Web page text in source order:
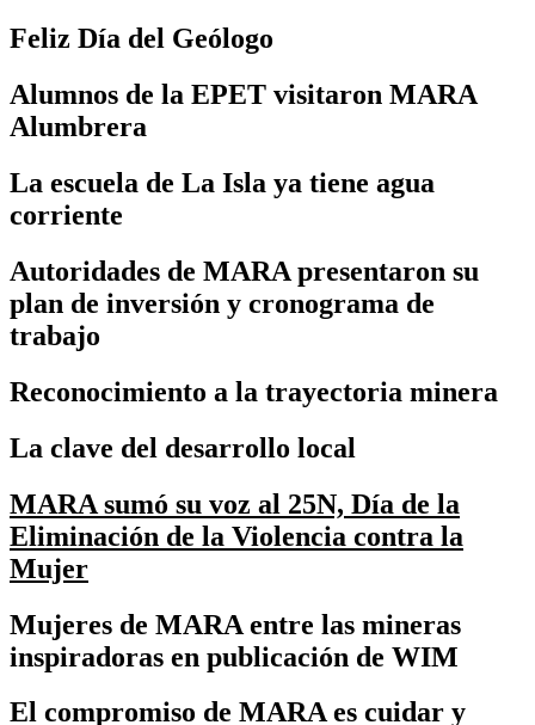
Feliz Día del Geólogo
Alumnos de la EPET visitaron MARA
Alumbrera
La escuela de La Isla ya tiene agua
corriente
Autoridades de MARA presentaron su
plan de inversión y cronograma de
trabajo
Reconocimiento a la trayectoria minera
La clave del desarrollo local
MARA sumó su voz al 25N, Día de la
Eliminación de la Violencia contra la
Mujer
Mujeres de MARA entre las mineras
inspiradoras en publicación de WIM
El compromiso de MARA es cuidar y